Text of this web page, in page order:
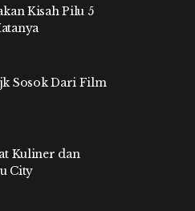
Kisah Pilu 5
Sosok Dari Film
Kuliner dan
City